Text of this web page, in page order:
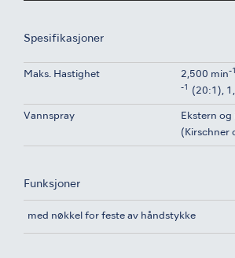
Spesifikasjoner
Maks. Hastighet 2,500 min-1
-1 (20:1),
Vannspray
Ekstern
(Kirschner
Funksjoner
med nøkkel for feste av håndstykke